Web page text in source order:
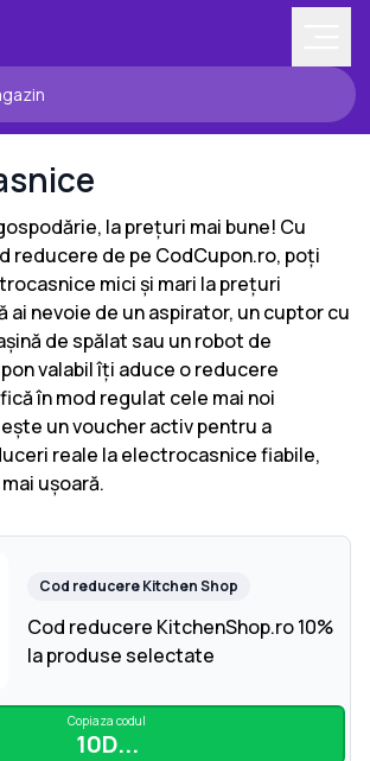
la prețuri mai bune! Cu
reducere de pe CodCupon.ro, poți
mici și mari la prețuri
ai nevoie de un aspirator, un cuptor cu
de spălat sau un robot de
valabil îți aduce o reducere
în mod regulat cele mai noi
un voucher activ pentru a
reale la electrocasnice fiabile,
ușoară.
Cod reducereKitchen Shop
Cod reducere KitchenShop.ro 10%
la produse selectate
Copiaza codul
10D...